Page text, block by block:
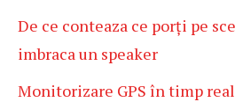
De ce conteaza ce porți pe
imbraca un speaker
Monitorizare GPS în timp